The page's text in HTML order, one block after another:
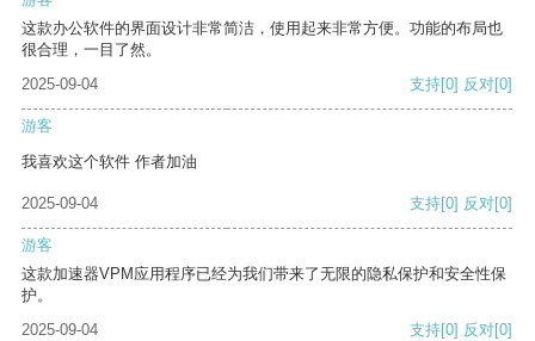
这款办公软件的界面设计非常简洁，使用起来非常方便。功能的布局也
很合理，一目了然。
2025-09-04
支持[0] 反对[0]
游客
我喜欢这个软件 作者加油
2025-09-04 支持[0] 反对[0]
游客
这款加速器VPM应用程序已经为我们带来了无限的隐私保护和安全性保
护。
2025-09-04
支持[0] 反对[0]